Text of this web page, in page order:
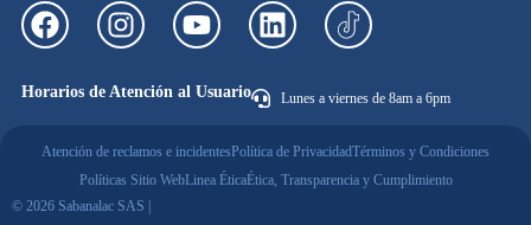
Horarios de Atención al Usuario Lunes a viernes de 8am a 6pm
© 2026 Sabanalac SAS |
Atención de reclamos e incidentesPolítica de PrivacidadTérminos y Condiciones
Políticas Sitio WebLinea ÉticaÉtica, Transparencia y Cumplimiento